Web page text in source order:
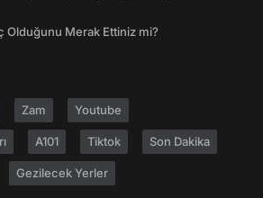
Olduğunu Merak Ettiniz mi?
Zam Youtube
A101 Tiktok Son Dakika
Gezilecek Yerler